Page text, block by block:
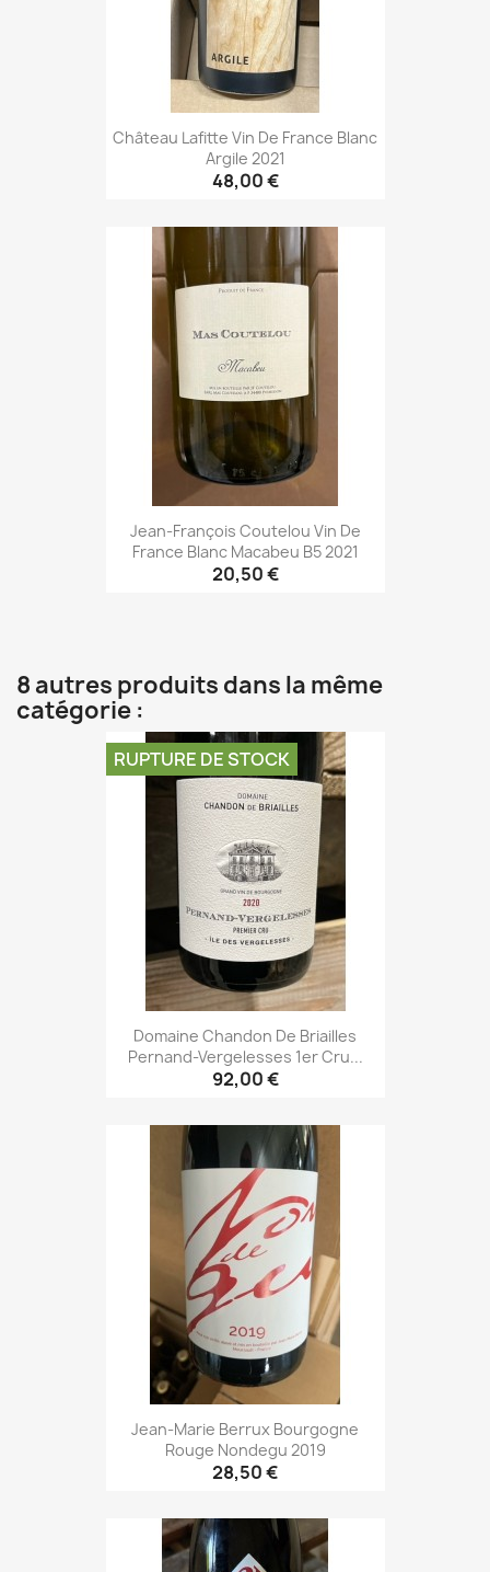
Château Lafitte Vin De France Blanc
Argile 2021
48,00 €
Jean-François Coutelou Vin De
France Blanc Macabeu B5 2021
20,50 €
8 autres produits dans la même
catégorie :
Domaine Chandon De Briailles
Pernand-Vergelesses 1er Cru...
92,00 €
RUPTURE DE STOCK
Jean-Marie Berrux Bourgogne
Rouge Nondegu 2019
28,50 €